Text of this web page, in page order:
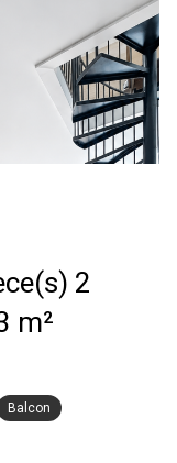
chambre(s) 113 m²
Balcon